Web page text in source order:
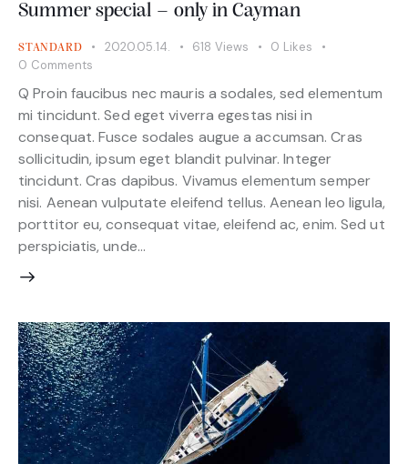
Summer special – only in Cayman
STANDARD 2020.05.14. 618 Views 0 Likes
0 Comments
Q Proin faucibus nec mauris a sodales, sed elementum
mi tincidunt. Sed eget viverra egestas nisi in
consequat. Fusce sodales augue a accumsan. Cras
sollicitudin, ipsum eget blandit pulvinar. Integer
tincidunt. Cras dapibus. Vivamus elementum semper
nisi. Aenean vulputate eleifend tellus. Aenean leo ligula,
porttitor eu, consequat vitae, eleifend ac, enim. Sed ut
perspiciatis, unde…